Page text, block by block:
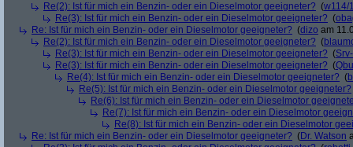
Re(2): Ist für mich ein Benzin- oder ein Dieselmotor geeigneter? (w114/
Re(3): Ist für mich ein Benzin- oder ein Dieselmotor geeigneter? (
Re: Ist für mich ein Benzin- oder ein Dieselmotor geeigneter? (dizo am
Re(2): Ist für mich ein Benzin- oder ein Dieselmotor geeigneter? (
Re(3): Ist für mich ein Benzin- oder ein Dieselmotor geeigneter? (
Re(3): Ist für mich ein Benzin- oder ein Dieselmotor geeigneter? (
Re(4): Ist für mich ein Benzin- oder ein Dieselmotor geeigneter? (
Re(5): Ist für mich ein Benzin- oder ein Dieselmotor geeigneter?
Re(6): Ist für mich ein Benzin- oder ein Dieselmotor
Re(7): Ist für mich ein Benzin- oder ein Dieselmotor
Re(8): Ist für mich ein Benzin- oder ein Dieselmotor
Re: Ist für mich ein Benzin- oder ein Dieselmotor geeigneter? (Dr. Watson